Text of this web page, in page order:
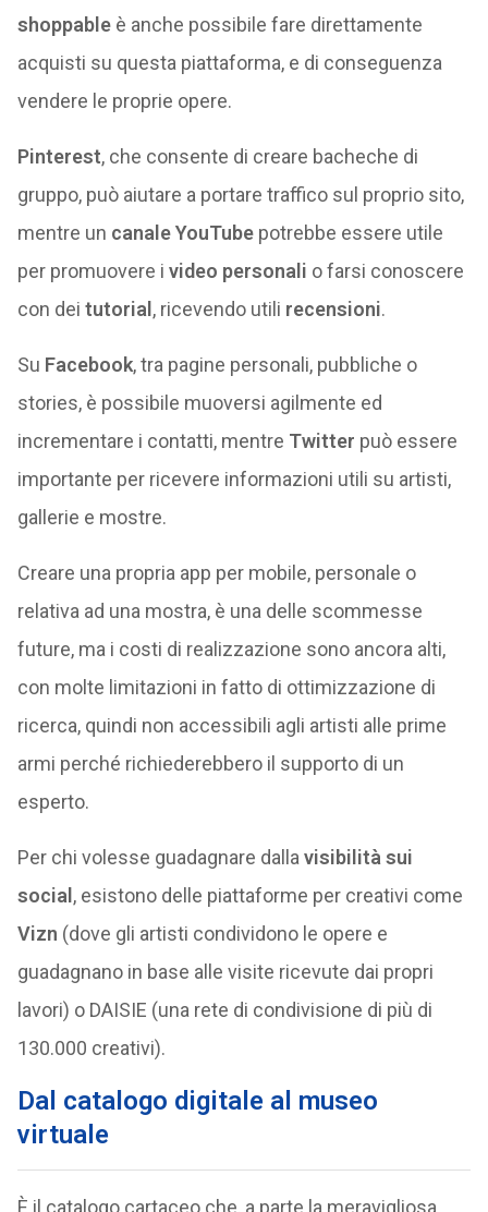
shoppableè anche possibile fare direttamente
acquisti su questa piattaforma, e di conseguenza
vendere le proprie opere.
Pinterest, che consente di creare bacheche di
gruppo, può aiutare a portare traffico sul proprio sito,
mentre un canale YouTubepotrebbe essere utile
per promuovere i video personali o farsi conoscere
con dei tutorial , ricevendo utili recensioni.
Su Facebook, tra pagine personali, pubbliche o
stories, è possibile muoversi agilmente ed
incrementare i contatti, mentre Twitter può essere
importante per ricevere informazioni utili su artisti,
gallerie e mostre.
Creare una propria app per mobile, personale o
relativa ad una mostra, è una delle scommesse
future, ma i costi di realizzazione sono ancora alti,
con molte limitazioni in fatto di ottimizzazione di
ricerca, quindi non accessibili agli artisti alle prime
armi perché richiederebbero il supporto di un
esperto.
Per chi volesse guadagnare dalla visibilità sui
social , esistono delle piattaforme per creativi come
Vizn (dove gli artisti condividono le opere e
guadagnano in base alle visite ricevute dai propri
lavori) o DAISIE (una rete di condivisione di più di
130.000 creativi).
Dal catalogo digitale al museo
virtuale
È il catalogo cartaceo che, a parte la meravigliosa